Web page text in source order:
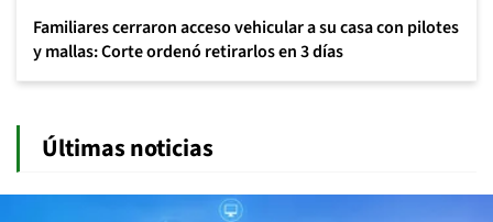
Familiares cerraron acceso vehicular a su casa con pilotes
y mallas: Corte ordenó retirarlos en 3 días
Últimas noticias